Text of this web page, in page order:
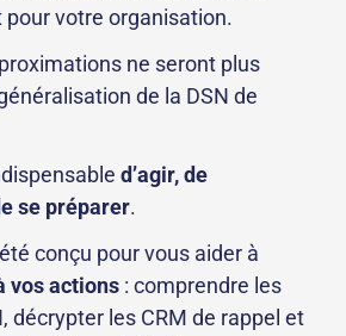
votre organisation.
ne seront plus
de la DSN de
d’agir, de
se préparer.
conçu pour vous aider à
vos actions : comprendre les
décrypter les CRM de rappel et